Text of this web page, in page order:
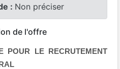
: Non préciser
de l'offre
POUR LE RECRUTEMENT